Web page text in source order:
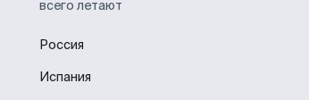
всего летают
Россия
Испания